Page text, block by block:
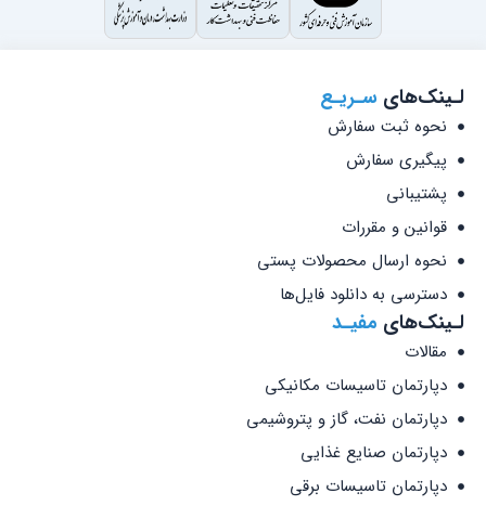
سـریـع
ثبت سفارش
سفارش
و مقررات
ارسال محصولات پستی
به دانلود فایل‌ها
مفیـد
تاسیسات مکانیکی
نفت، گاز و پتروشیمی
صنایع غذایی
تاسیسات برقی